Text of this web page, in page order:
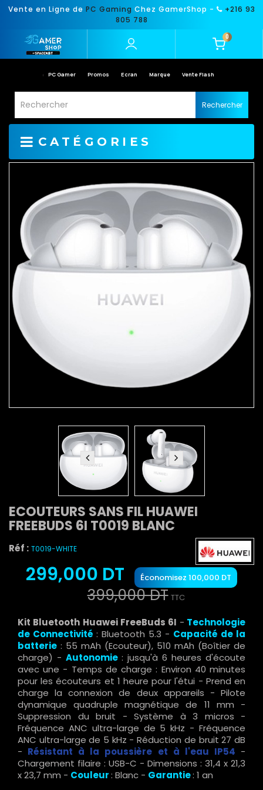
Vente en Ligne de PC Gaming Chez GamerShop -
+216 93
805 788
0
PC Gamer Promos Ecran Marque Vente Flash
Rechercher
CATÉGORIES
ECOUTEURS SANS FIL HUAWEI
FREEBUDS 6I T0019 BLANC
Réf : T0019-WHITE
299,000 DT Économisez 100,000 DT
399,000 DT TTC
Kit Bluetooth Huawei FreeBuds 6I - Technologie
de Connectivité : Bluetooth 5.3 - Capacité de la
batterie : 55 mAh (Ecouteur), 510 mAh (Boîtier de
charge) - Autonomie : jusqu'à 6 heures d'écoute
avec une - Temps de charge : Environ 40 minutes
pour les écouteurs et 1 heure pour l'étui - Prend en
charge la connexion de deux appareils - Pilote
dynamique quadruple magnétique de 11 mm -
Suppression du bruit - Système à 3 micros -
Fréquence ANC ultra-large de 5 kHz - Fréquence
ANC ultra-large de 5 kHz - Réduction de bruit 27 dB
- Résistant à la poussière et à l'eau IP54 -
Chargement filaire : USB-C - Dimensions : 31,4 x 21,3
x 23,7 mm - Couleur: Blanc - Garantie: 1 an